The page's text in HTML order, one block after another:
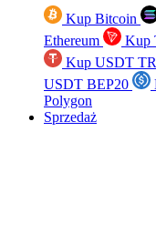
Kup Bitcoin
Ethereum
Kup
Kup USDT
USDT BEP20
Polygon
Sprzedaż